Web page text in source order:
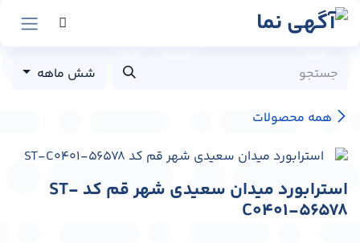
پرش به محتوا
همه محصولات
شش ماهه
استرابورد میدان سعیدی شهر قم کد ST-
C0401-56578